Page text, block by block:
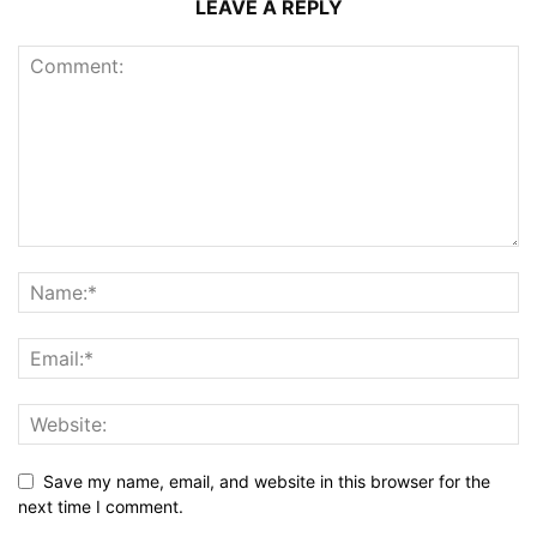
LEAVE A REPLY
Save my name, email, and website in this browser for the
next time I comment.